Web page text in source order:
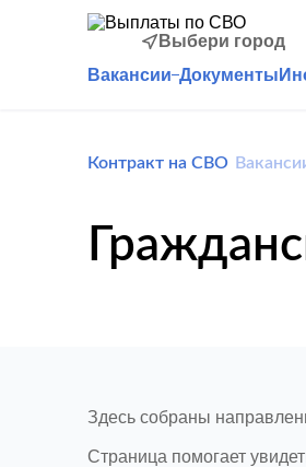
Выбери город
Вакансии Документы
Контракт на СВО
Здесь собраны
Страница помогает